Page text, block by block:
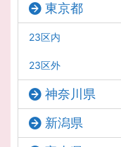
東京都
23区内
23区外
神奈川県
新潟県